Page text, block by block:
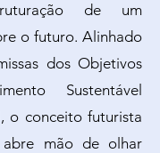
de um
o futuro. Alinhado
dos Objetivos
Sustentável
o conceito futurista
abre mão de olhar